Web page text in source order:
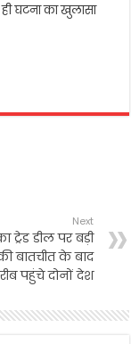
घटना का खुलासा
Next
ट्रेड डील पर बड़ी
बातचीत के बाद
पहुंचे दोनों देश